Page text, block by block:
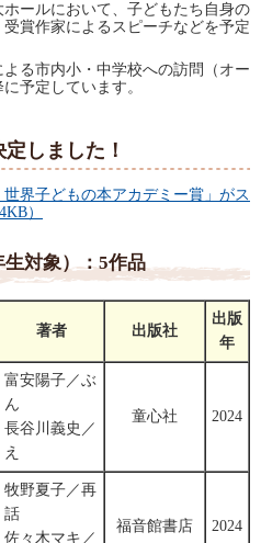
ールにおいて、子どもたち自身の
賞作家によるスピーチなどを予定
る市内小・中学校への訪問（オー
予定しています。
しました！
世界子どもの本アカデミー賞」がス
）
対象）：5作品
著者 出版社
出版
年
富安陽子／ぶ
ん
長谷川義史／
え
童心社 2024
牧野夏子／再
話
佐々木マキ／
福音館書店 2024